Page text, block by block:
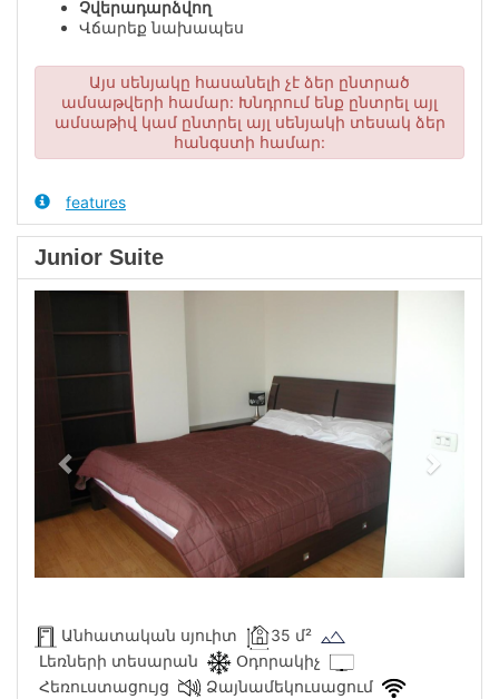
Չվերադարձվող
Վճարեք նախապես
Այս սենյակը հասանելի չէ ձեր ընտրած
ամսաթվերի համար: Խնդրում ենք ընտրել այլ
ամսաթիվ կամ ընտրել այլ սենյակի տեսակ ձեր
հանգստի համար:
features
Junior Suite
Previous Next
Անհատական սյուիտ
35 մ²
Լեռների տեսարան
Օդորակիչ
Հեռուստացույց
Ձայնամեկուսացում